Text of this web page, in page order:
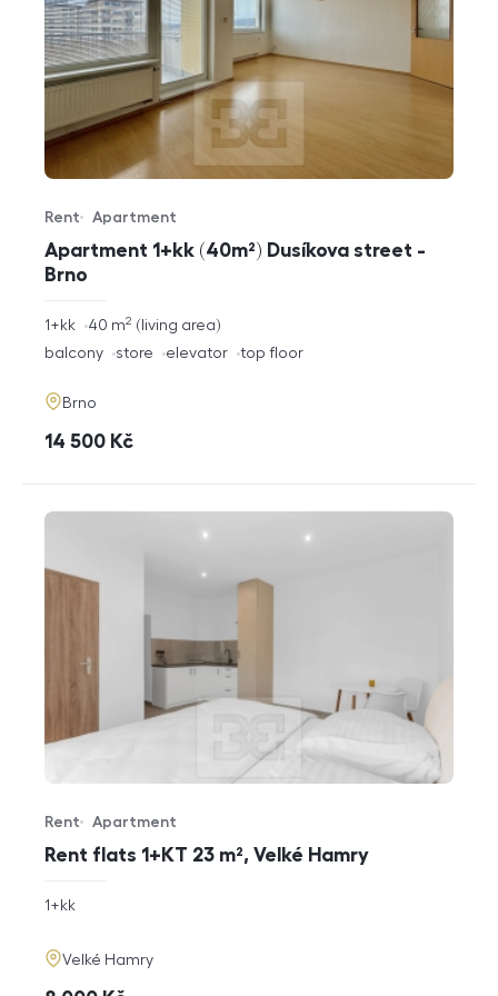
Apartment 1+kk (40m²) Dusíkova street -
Brno
Offer type
Rent
Property type
Apartment
rozměry
1+kk living area
40 m2
funkce
balcony store elevator top floor
adresa
Brno
cena
14 500 Kč
Rent flats 1+KT 23 m², Velké Hamry
Offer type
Rent
Property type
Apartment
rozměry
1+kk
adresa
Velké Hamry